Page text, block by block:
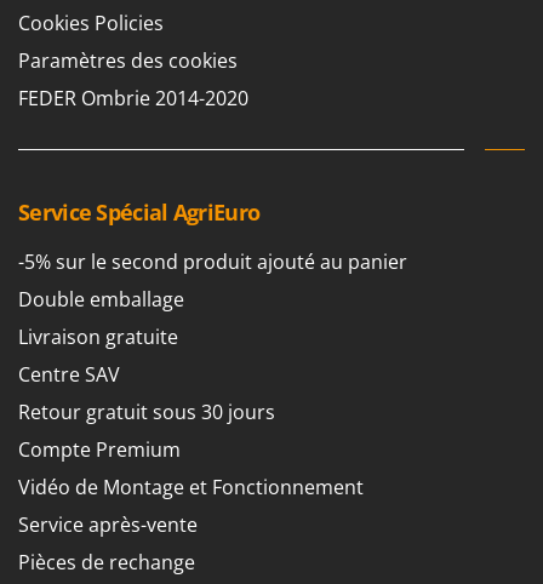
Smartwood
Smeg
Snapper
Spiralmac
Spyro
Stanley
Stiga
Stocker
Sunseeker
T
Tecla
TecnoGen
Tellarini Pompe
Cookies Policies
Paramètres des cookies
FEDER Ombrie 2014-2020
Service Spécial AgriEuro
-5% sur le second produit ajouté au panier
Double emballage
Livraison gratuite
Centre SAV
Retour gratuit sous 30 jours
Compte Premium
Vidéo de Montage et Fonctionnement
Service après-vente
Pièces de rechange